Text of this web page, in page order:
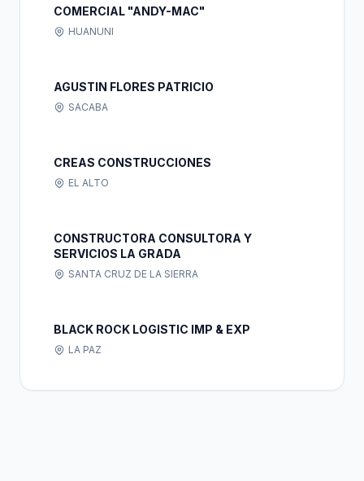
COMERCIAL "ANDY-MAC"
HUANUNI
AGUSTIN FLORES PATRICIO
SACABA
CREAS CONSTRUCCIONES
EL ALTO
CONSTRUCTORA CONSULTORA Y
SERVICIOS LA GRADA
SANTA CRUZ DE LA SIERRA
BLACK ROCK LOGISTIC IMP & EXP
LA PAZ